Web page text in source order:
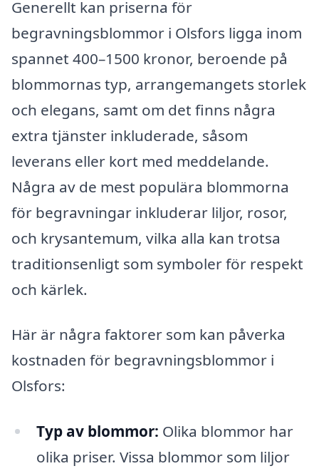
Generellt kan priserna för
begravningsblommor i Olsfors ligga inom
spannet 400–1500 kronor, beroende på
blommornas typ, arrangemangets storlek
och elegans, samt om det finns några
extra tjänster inkluderade, såsom
leverans eller kort med meddelande.
Några av de mest populära blommorna
för begravningar inkluderar liljor, rosor,
och krysantemum, vilka alla kan trotsa
traditionsenligt som symboler för respekt
och kärlek.
Här är några faktorer som kan påverka
kostnaden för begravningsblommor i
Olsfors:
Typ av blommor: Olika blommor har
olika priser. Vissa blommor som liljor